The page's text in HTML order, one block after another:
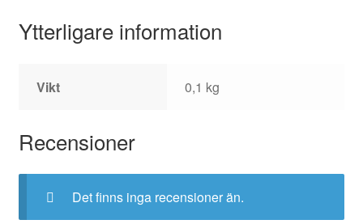
Ytterligare information
Vikt 0,1 kg
Recensioner
Det finns inga recensioner än.